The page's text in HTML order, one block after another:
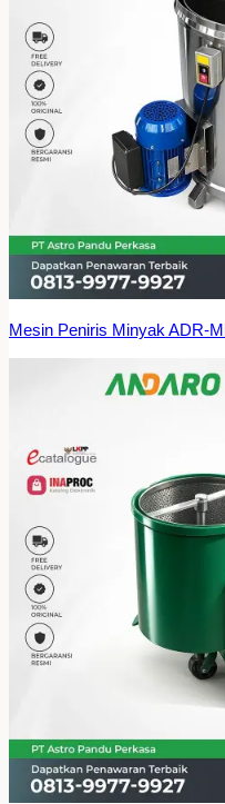
Mesin Peniris Minyak ADR-